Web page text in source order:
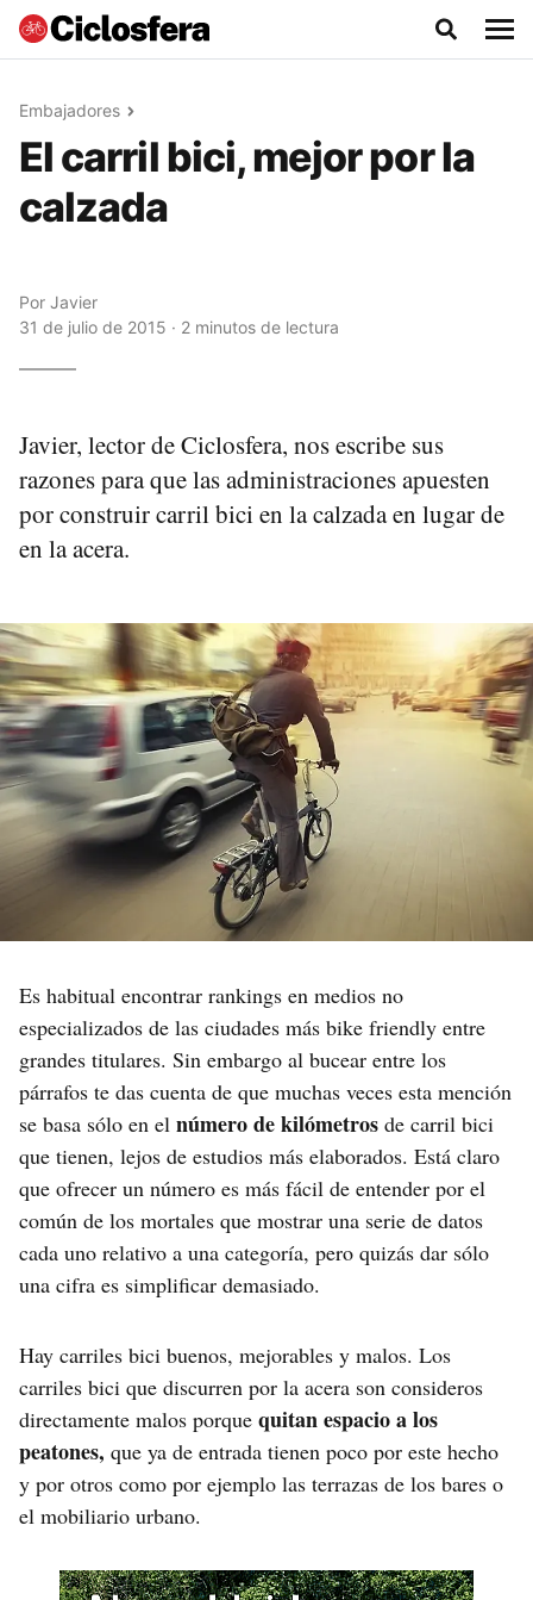
Embajadores
El carril bici, mejor por la
calzada
Por Javier
31 de julio de 2015 · 2 minutos de lectura
Javier, lector de Ciclosfera, nos escribe sus
razones para que las administraciones apuesten
por construir carril bici en la calzada en lugar de
en la acera.
Es habitual encontrar rankings en medios no
especializados de las ciudades más bike friendly entre
grandes titulares. Sin embargo al bucear entre los
párrafos te das cuenta de que muchas veces esta mención
se basa sólo en el número de kilómetros de carril bici
que tienen, lejos de estudios más elaborados. Está claro
que ofrecer un número es más fácil de entender por el
común de los mortales que mostrar una serie de datos
cada uno relativo a una categoría, pero quizás dar sólo
una cifra es simplificar demasiado.
Hay carriles bici buenos, mejorables y malos. Los
carriles bici que discurren por la acera son consideros
directamente malos porque quitan espacio a los
peatones, que ya de entrada tienen poco por este hecho
y por otros como por ejemplo las terrazas de los bares o
el mobiliario urbano.